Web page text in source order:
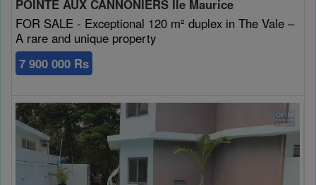
POINTE AUX CANNONIERS Île Maurice
FOR SALE - Exceptional 120 m² duplex in The Vale –
A rare and unique property
7 900 000 Rs